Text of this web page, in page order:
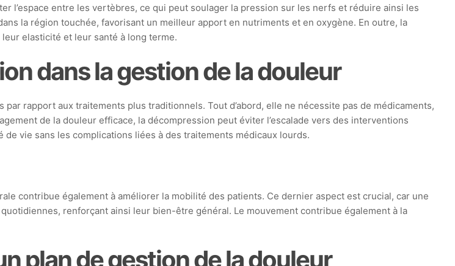
l’espace entre les vertèbres, ce qui peut soulager la pression sur les nerfs et réduire ainsi les
la région touchée, favorisant un meilleur apport en nutriments et en oxygène. En outre, la
elasticité et leur santé à long terme.
dans la gestion de la douleur
rapport aux traitements plus traditionnels. Tout d’abord, elle ne nécessite pas de médicaments,
de la douleur efficace, la décompression peut éviter l’escalade vers des interventions
vie sans les complications liées à des traitements médicaux lourds.
contribue également à améliorer la mobilité des patients. Ce dernier aspect est crucial, car une
renforçant ainsi leur bien-être général. Le mouvement contribue également à la
plan de gestion de la douleur